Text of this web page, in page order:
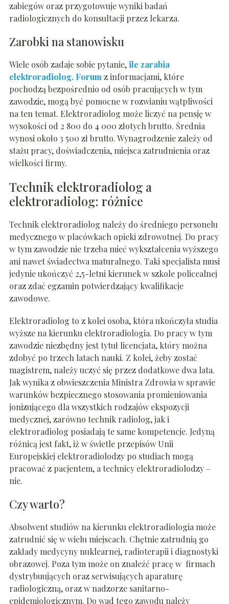
zabiegów oraz przygotowuje wyniki badań
radiologicznych do konsultacji przez lekarza.
Zarobki na stanowisku
Wiele osób zadaje sobie pytanie,ile zarabia
elektroradiolog. Forumz informacjami, które
pochodzą bezpośrednio od osób pracujących w tym
zawodzie, mogą być pomocne w rozwianiu wątpliwości
na ten temat. Elektroradiolog może liczyć na pensję w
wysokości od 2 800 do 4 000 złotych brutto. Średnia
wynosi około 3 500 zł brutto. Wynagrodzenie zależy od
stażu pracy, doświadczenia, miejsca zatrudnienia oraz
wielkości firmy.
Technik elektroradiolog a
elektroradiolog: różnice
Technik elektroradiolog należy do średniego personelu
medycznego w placówkach opieki zdrowotnej. Do pracy
w tym zawodzie nie trzeba mieć wykształcenia wyższego
ani nawet świadectwa maturalnego. Taki specjalista musi
jedynie ukończyć 2,5-letni kierunek w szkole policealnej
oraz zdać egzamin potwierdzający kwalifikacje
zawodowe.
Elektroradiolog to z kolei osoba, która ukończyła studia
wyższe na kierunku elektroradiologia. Do pracy w tym
zawodzie niezbędny jest tytuł licencjata, który można
zdobyć po trzech latach nauki. Z kolei, żeby zostać
magistrem, należy uczyć się przez dodatkowe dwa lata.
Jak wynika z obwieszczenia Ministra Zdrowia w sprawie
warunków bezpiecznego stosowania promieniowania
jonizującego dla wszystkich rodzajów ekspozycji
medycznej, zarówno technik radiolog, jak i
elektroradiolog posiadają te same kompetencje. Jedyną
różnicą jest fakt, iż w świetle przepisów Unii
Europejskiej elektroradiolodzy po studiach mogą
pracować z pacjentem, a technicy elektroradiolodzy –
nie.
Czy warto?
Absolwent studiów na kierunku elektroradiologia może
zatrudnić się w wielu miejscach. Chętnie zatrudnią go
zakłady medycyny nuklearnej, radioterapii i diagnostyki
obrazowej. Poza tym może on znaleźć pracę w firmach
dystrybuujących oraz serwisujących aparaturę
radiologiczną, oraz w nadzorze sanitarno-
epidemiologicznym. Do wad tego zawodu należy